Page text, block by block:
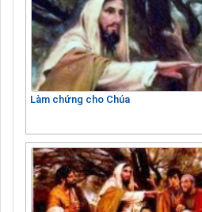
Làm chứng cho Chúa